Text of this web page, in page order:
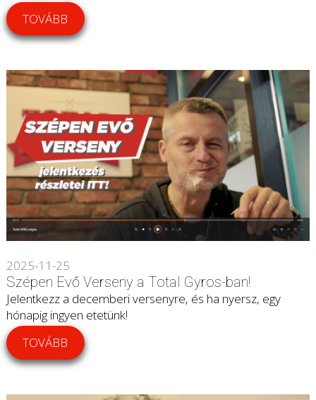
TOVÁBB
2025-11-25
Szépen Evő Verseny a Total Gyros-ban!
Jelentkezz a decemberi versenyre, és ha nyersz, egy
hónapig ingyen etetünk!
TOVÁBB